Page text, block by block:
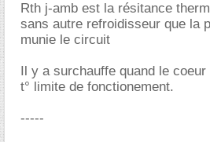
Rth j-amb est la résitance
sans autre refroidisseur que la
munie le circuit
Il y a surchauffe quand le
t° limite de fonctionement.
-----